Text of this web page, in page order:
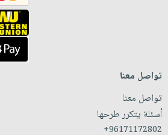
تواصل معنا
تواصل معنا
أسئلة يتكرر طرحها
+96171172802